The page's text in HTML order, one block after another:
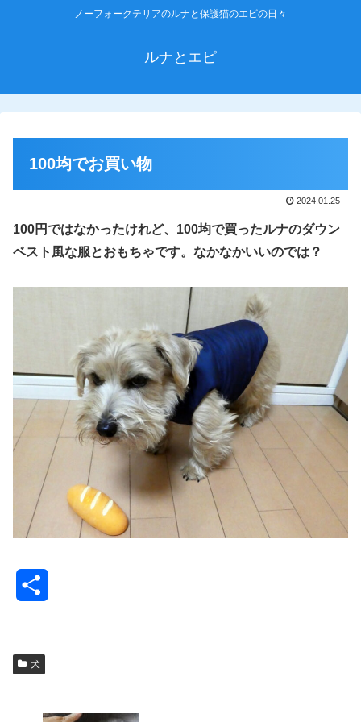
ノーフォークテリアのルナと保護猫のエピの日々
ルナとエピ
100均でお買い物
2024.01.25
100円ではなかったけれど、100均で買ったルナのダウン
ベスト風な服とおもちゃです。 なかなかいいのでは？
犬